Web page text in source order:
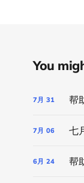
You
7月 31 帮
7月 06 七
6月 24 帮